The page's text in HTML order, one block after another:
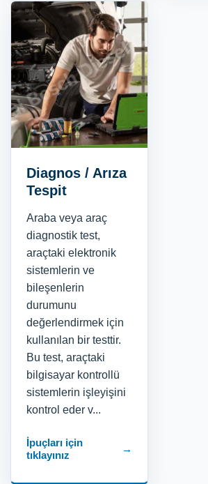
Diagnos / Arıza
Tespit
Araba veya araç
diagnostik test,
araçtaki elektronik
sistemlerin ve
bileşenlerin
durumunu
değerlendirmek için
kullanılan bir testtir.
Bu test, araçtaki
bilgisayar kontrollü
sistemlerin işleyişini
kontrol eder v...
İpuçları için
tıklayınız
→